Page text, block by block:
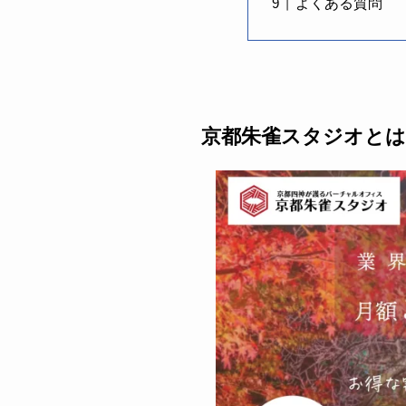
よくある質問
京都朱雀スタジオと